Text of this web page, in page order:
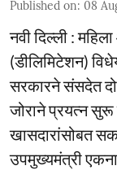
Published on: 08
नवी दिल्ली :
(डीलिमिटेशन)
सरकारने संसदेत
जोराने प्रयत्न सुरू
खासदारांसोबत
उपमुख्यमंत्री